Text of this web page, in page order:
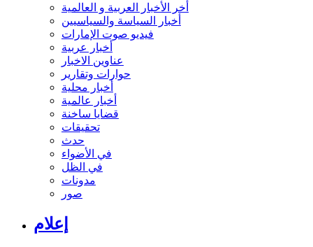
أخر الأخبار العربية و العالمية
أخبار السياسة والسياسيين
فيديو صوت الإمارات
أخبار عربية
عناوين الاخبار
حوارات وتقارير
أخبار محلية
أخبار عالمية
قضايا ساخنة
تحقيقات
حدث
في الأضواء
في الظل
مدونات
صور
إعلام